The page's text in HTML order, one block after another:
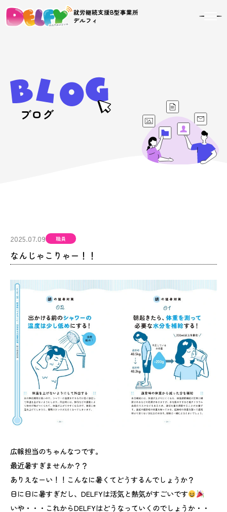
就労継続支援B型事業所
デルフィ
ブログ
2025.07.09 職員
なんじゃこりゃー！！
広報担当のちゃんなつです。
最近暑すぎませんか？？
ありえなーい！！こんなに暑くてどうするんでしょうか？
日に日に暑すぎだし、DELFYは活気と熱気がすごいです
いや・・・これからDELFYはどうなっていくのでしょうか・・